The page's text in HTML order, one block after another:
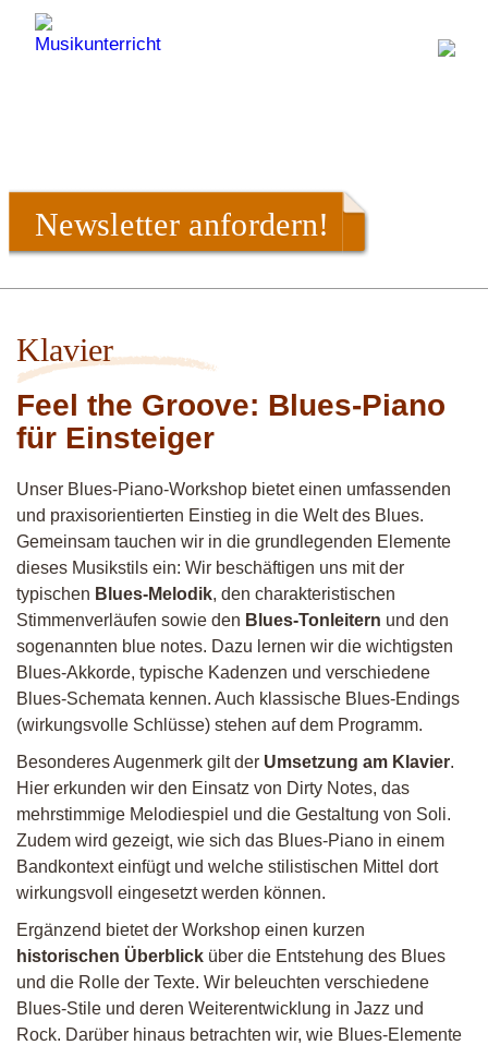
Newsletter anfordern!
Klavier
Feel the Groove: Blues-Piano
für Einsteiger
Unser Blues-Piano-Workshop bietet einen umfassenden
und praxisorientierten Einstieg in die Welt des Blues.
Gemeinsam tauchen wir in die grundlegenden Elemente
dieses Musikstils ein: Wir beschäftigen uns mit der
typischen Blues-Melodik, den charakteristischen
Stimmenverläufen sowie den Blues-Tonleitern und den
sogenannten blue notes. Dazu lernen wir die wichtigsten
Blues-Akkorde, typische Kadenzen und verschiedene
Blues-Schemata kennen. Auch klassische Blues-Endings
(wirkungsvolle Schlüsse) stehen auf dem Programm.
Besonderes Augenmerk gilt der Umsetzung am Klavier.
Hier erkunden wir den Einsatz von Dirty Notes, das
mehrstimmige Melodiespiel und die Gestaltung von Soli.
Zudem wird gezeigt, wie sich das Blues-Piano in einem
Bandkontext einfügt und welche stilistischen Mittel dort
wirkungsvoll eingesetzt werden können.
Ergänzend bietet der Workshop einen kurzen
historischen Überblick über die Entstehung des Blues
und die Rolle der Texte. Wir beleuchten verschiedene
Blues-Stile und deren Weiterentwicklung in Jazz und
Rock. Darüber hinaus betrachten wir, wie Blues-Elemente